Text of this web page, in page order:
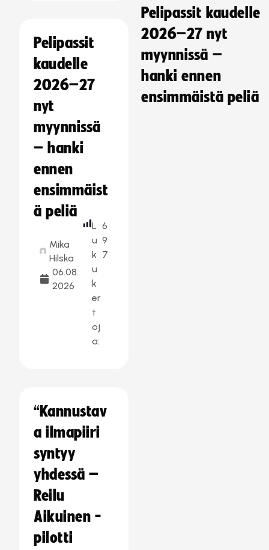
Pelipassit
kaudelle
2026–27
nyt
myynnissä
– hanki
ennen
ensimmäist
ä peliä
Mika
Hilska
06.08.
2026
L
u
k
u
k
er
t
oj
a:
6
9
7
“Kannustav
a ilmapiiri
syntyy
yhdessä –
Reilu
Aikuinen -
pilotti
Pelipassit kaudelle
2026–27 nyt
myynnissä –
hanki ennen
ensimmäistä peliä